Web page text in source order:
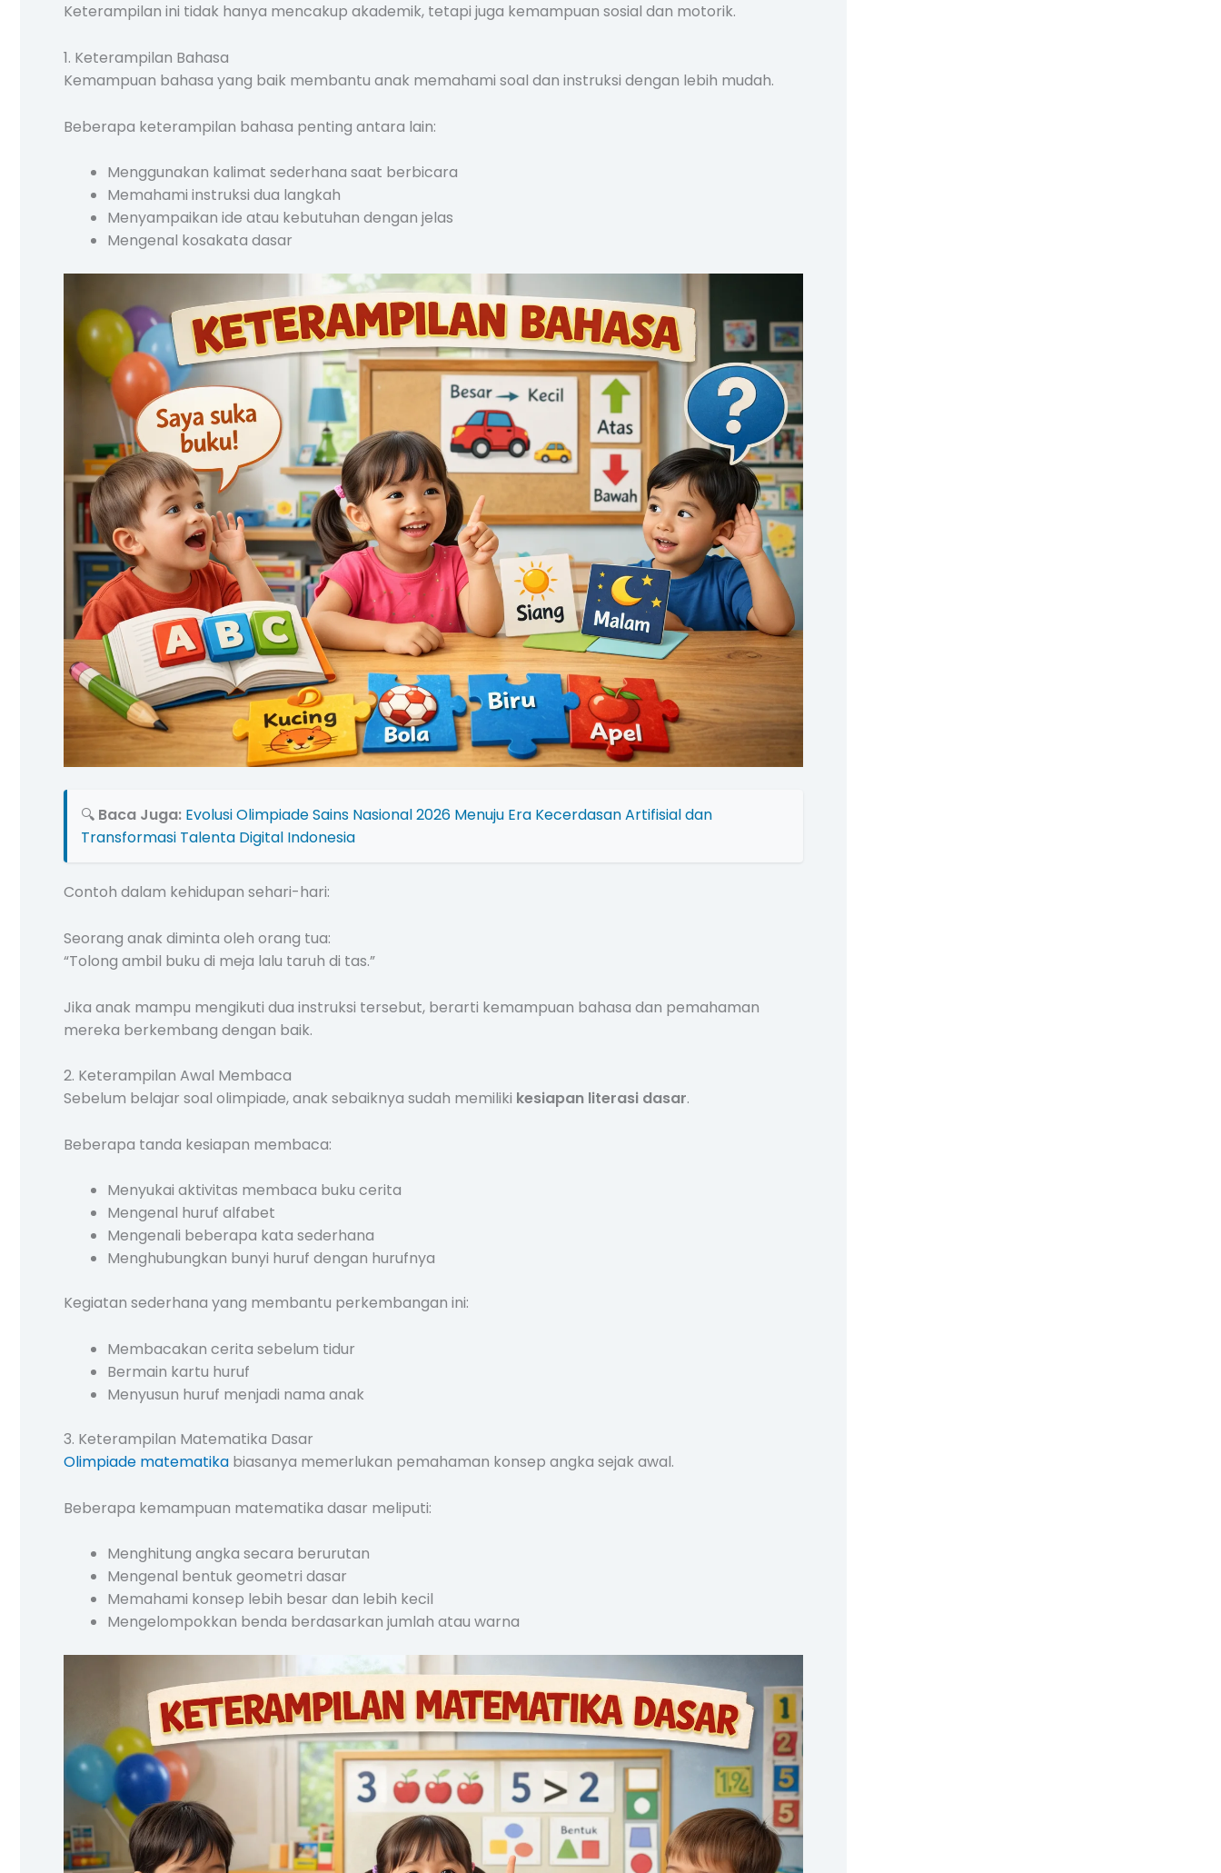
Keterampilan ini tidak hanya mencakup akademik, tetapi juga kemampuan sosial dan motorik.
1. Keterampilan Bahasa
Kemampuan bahasa yang baik membantu anak memahami soal dan instruksi dengan lebih mudah.
Beberapa keterampilan bahasa penting antara lain:
Menggunakan kalimat sederhana saat berbicara
Memahami instruksi dua langkah
Menyampaikan ide atau kebutuhan dengan jelas
Mengenal kosakata dasar
🔍 Baca Juga: Evolusi Olimpiade Sains Nasional 2026 Menuju Era Kecerdasan Artifisial dan
Transformasi Talenta Digital Indonesia
Contoh dalam kehidupan sehari-hari:
Seorang anak diminta oleh orang tua:
“Tolong ambil buku di meja lalu taruh di tas.”
Jika anak mampu mengikuti dua instruksi tersebut, berarti kemampuan bahasa dan pemahaman
mereka berkembang dengan baik.
2. Keterampilan Awal Membaca
Sebelum belajar soal olimpiade, anak sebaiknya sudah memiliki kesiapan literasi dasar.
Beberapa tanda kesiapan membaca:
Menyukai aktivitas membaca buku cerita
Mengenal huruf alfabet
Mengenali beberapa kata sederhana
Menghubungkan bunyi huruf dengan hurufnya
Kegiatan sederhana yang membantu perkembangan ini:
Membacakan cerita sebelum tidur
Bermain kartu huruf
Menyusun huruf menjadi nama anak
3. Keterampilan Matematika Dasar
Olimpiade matematika biasanya memerlukan pemahaman konsep angka sejak awal.
Beberapa kemampuan matematika dasar meliputi:
Menghitung angka secara berurutan
Mengenal bentuk geometri dasar
Memahami konsep lebih besar dan lebih kecil
Mengelompokkan benda berdasarkan jumlah atau warna